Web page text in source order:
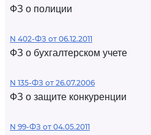
ФЗ о полиции
N 402-ФЗ от 06.12.2011
ФЗ о бухгалтерском учете
N 135-ФЗ от 26.07.2006
ФЗ о защите конкуренции
N 99-ФЗ от 04.05.2011